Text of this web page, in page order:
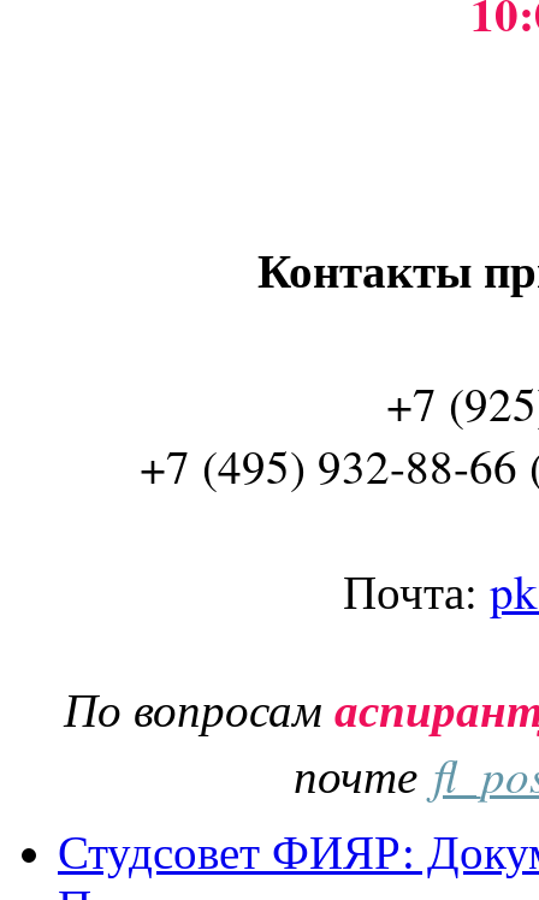
Контакты
+7
+7 (495) 932-88-66
Почта:
По вопросам
почте
Студсовет ФИЯР: